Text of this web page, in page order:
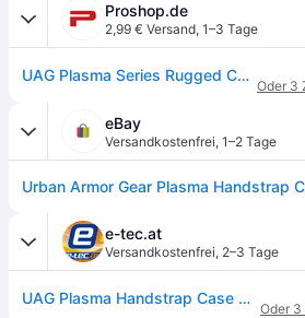
Proshop.de
2,99 € Versand, 1–3 Tage
UAG Plasma Series Rugged Case for Surface Pro 13" 12/11/10/9 - Plasma Series w/ Handstrap and Shoulder Strap - Clear
Oder 3
eBay
Versandkostenfrei, 1–2 Tage
e-tec.at
Versandkostenfrei, 2–3 Tage
UAG Plasma Handstrap Case Microsoft Surface Pro 9 ice schwarz/transparent
Oder